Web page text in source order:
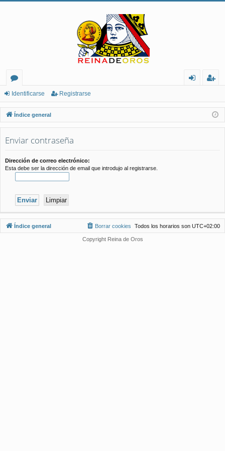
or
os
nt
ifi
ist
ra
Identificarse Registrarse
Índice general
Enviar contraseña
Dirección de correo electrónico:
Esta debe ser la dirección de email que introdujo al registrarse.
Índice general Todos los horarios son UTC+02:00
Borrar cookies
Copyright Reina de Oros